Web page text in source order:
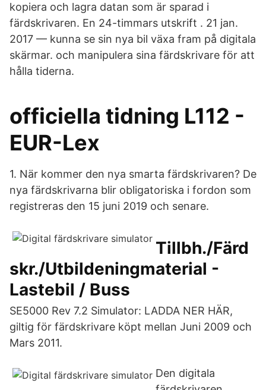
kopiera och lagra datan som är sparad i
färdskrivaren. En 24-timmars utskrift . 21 jan.
2017 — kunna se sin nya bil växa fram på digitala
skärmar. och manipulera sina färdskrivare för att
hålla tiderna.
officiella tidning L112 -
EUR-Lex
1. När kommer den nya smarta färdskrivaren? De
nya färdskrivarna blir obligatoriska i fordon som
registreras den 15 juni 2019 och senare.
Tillbh./Färd
skr./Utbildeningmaterial -
Lastebil / Buss
SE5000 Rev 7.2 Simulator: LADDA NER HÄR,
giltig för färdskrivare köpt mellan Juni 2009 och
Mars 2011.
Den digitala